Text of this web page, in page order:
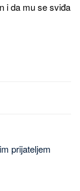
i da mu se sviđa